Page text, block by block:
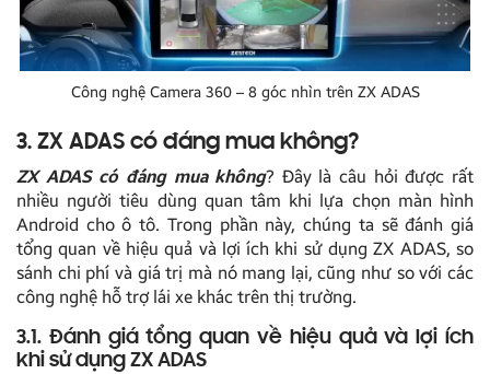
Công nghệ Camera 360 – 8 góc nhìn trên ZX ADAS
3. ZX ADAS có đáng mua không?
ZX ADAS có đáng mua không? Đây là câu hỏi được rất
nhiều người tiêu dùng quan tâm khi lựa chọn màn hình
Android cho ô tô. Trong phần này, chúng ta sẽ đánh giá
tổng quan về hiệu quả và lợi ích khi sử dụng ZX ADAS, so
sánh chi phí và giá trị mà nó mang lại, cũng như so với các
công nghệ hỗ trợ lái xe khác trên thị trường.
3.1. Đánh giá tổng quan về hiệu quả và lợi ích
khi sử dụng ZX ADAS